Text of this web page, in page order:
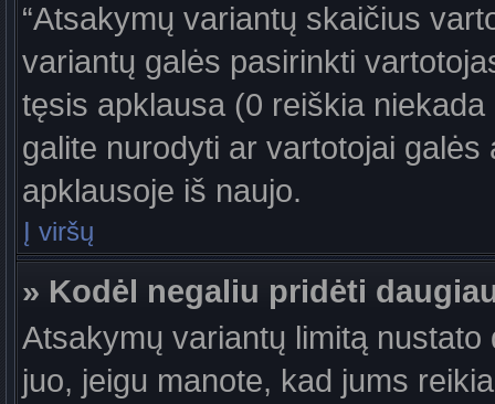
“Atsakymų variantų skaičius
variantų galės pasirinkti
tęsis apklausa (0 reiškia
galite nurodyti ar vartotojai
apklausoje iš naujo.
Į viršų
» Kodėl negaliu pridėti
Atsakymų variantų limitą
juo, jeigu manote, kad jums